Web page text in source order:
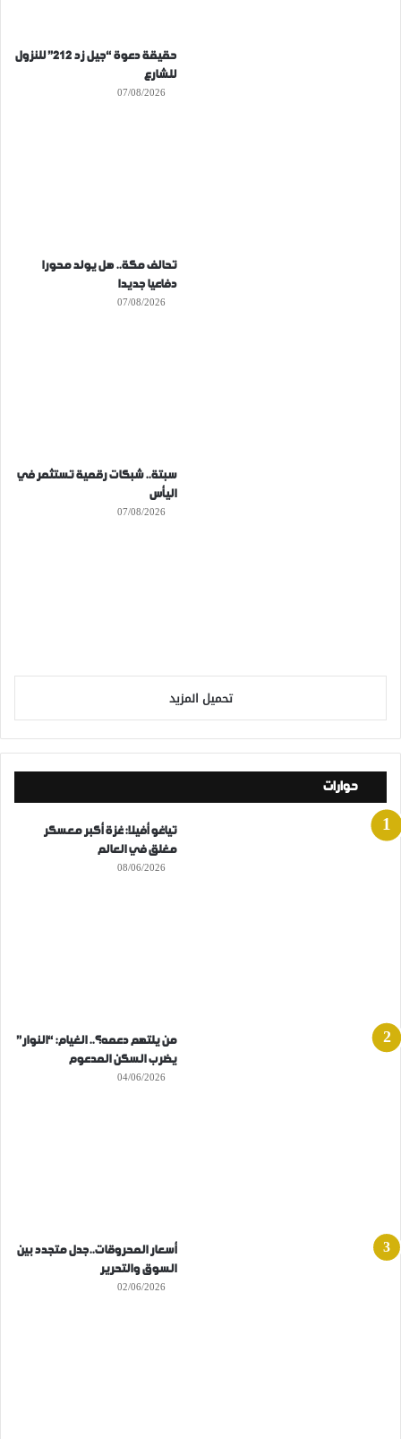
حقيقة دعوة “جيل زد 212” للنزول
للشارع
07/08/2026
تحالف مكة.. هل يولد محورا
دفاعيا جديدا
07/08/2026
سبتة.. شبكات رقمية تستثمر في
اليأس
07/08/2026
تحميل المزيد
حوارات
تياغو أفيلا: غزة أكبر معسكر
مغلق في العالم
08/06/2026
من يلتهم دعمه؟.. الغيام: “النوار”
يضرب السكن المدعوم
04/06/2026
أسعار المحروقات..جدل متجدد بين
السوق والتحرير
02/06/2026